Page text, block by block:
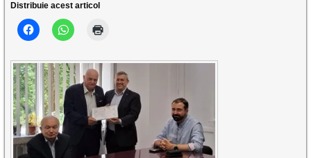
Distribuie acest articol